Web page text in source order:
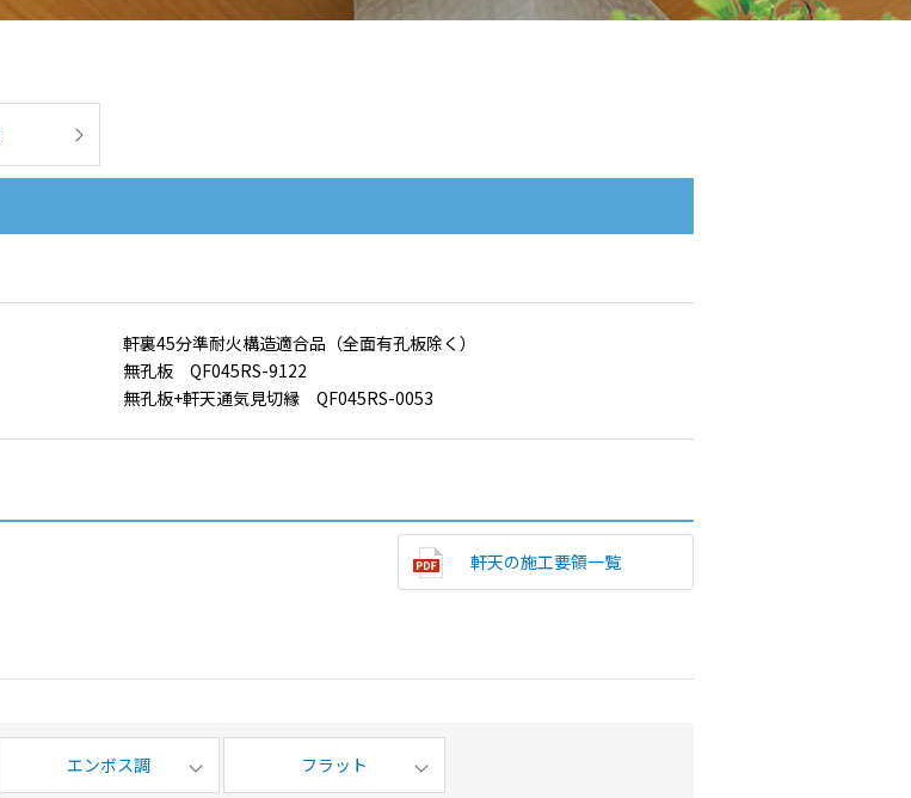
軒裏45分準耐火構造適合品（全面有孔板除く）
無孔板 QF045RS-9122
無孔板+軒天通気見切縁 QF045RS-0053
軒天の施工要領一覧
エンボス調 フラット